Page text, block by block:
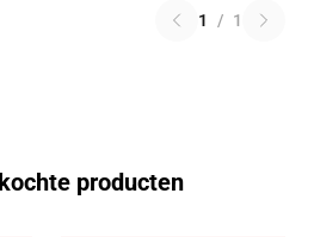
1 / 1
producten